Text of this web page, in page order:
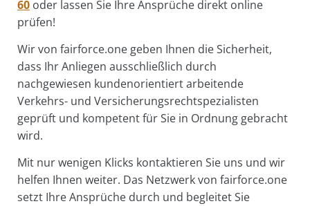
60 oder lassen Sie Ihre Ansprüche direkt online
prüfen!
Wir von fairforce.one geben Ihnen die Sicherheit,
dass Ihr Anliegen ausschließlich durch
nachgewiesen kundenorientiert arbeitende
Verkehrs- und Versicherungsrechtspezialisten
geprüft und kompetent für Sie in Ordnung gebracht
wird.
Mit nur wenigen Klicks kontaktieren Sie uns und wir
helfen Ihnen weiter. Das Netzwerk von fairforce.one
setzt Ihre Ansprüche durch und begleitet Sie